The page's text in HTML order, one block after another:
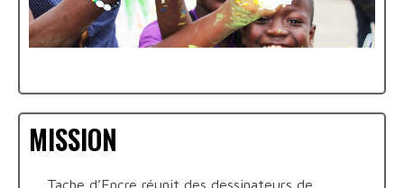
MISSION
Tache d’Encre réunit des dessinateurs de